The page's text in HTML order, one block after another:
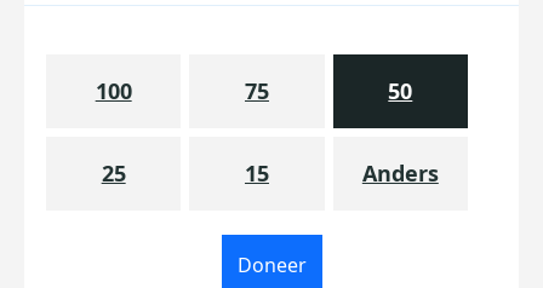
100 75 50
25 15 Anders
Doneer